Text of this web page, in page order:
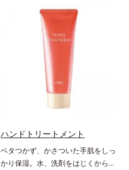
を発揮。家に帰って脱いだ瞬間、そ
の威力がわかります。
ハンドトリートメント
ベタつかず、かさついた手肌をしっ
かり保湿。水、洗剤をはじくからキ